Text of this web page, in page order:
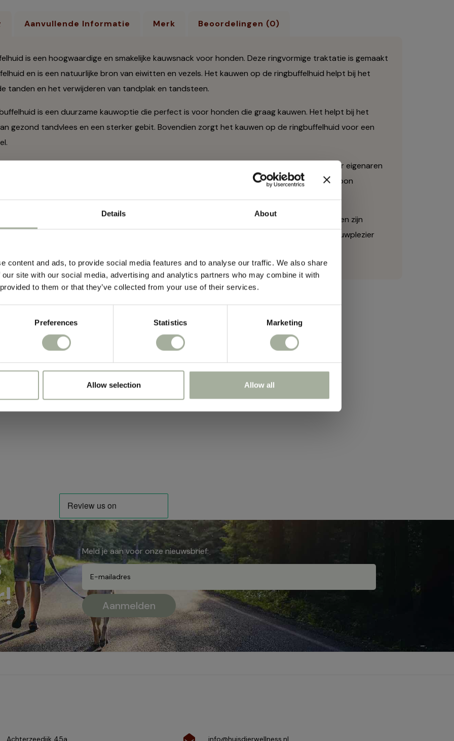
Details About
content and ads, to provide social media features and to analyse our traffic. We also share
site with our social media, advertising and analytics partners who may combine it with
to them or that they’ve collected from your use of their services.
Preferences Statistics Marketing
Allow selection Allow all
Aanvullende Informatie Merk Beoordelingen (0)
is een hoogwaardige en smakelijke kauwsnack voor honden. Deze ringvormige traktatie is gemaakt
en is een natuurlijke bron van eiwitten en vezels. Het kauwen op de ringbuffelhuid helpt bij het
tanden en het verwijderen van tandplak en tandsteen.
is een duurzame kauwoptie die perfect is voor honden die graag kauwen. Het helpt bij het
gezond tandvlees en een sterker gebit. Bovendien zorgt het kauwen op de ringbuffelhuid voor een
is geschikt voor alle honden, ongeacht hun leeftijd of ras. Het is een geweldige keuze voor eigenaren
naar een natuurlijk en gezond alternatief voor traditionele kauwsnacks. Daarnaast is de Boon
de Boon Ringbuffelhuid als een beloning of traktatie om zijn kauwbehoefte te bevredigen en zijn
te ondersteunen. Jouw harige vriend zal genieten van de heerlijke smaak en urenlang kauwplezier
Meld je aan voor onze nieuwsbrief:
Achterzeedijk 45a info@huisdierwellness.nl
Mis geen acties en
Meld je aan voor de nieuwsbrief